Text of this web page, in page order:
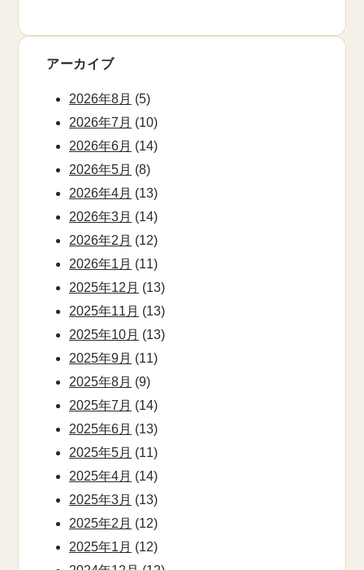
アーカイブ
2026年8月 (5)
2026年7月 (10)
2026年6月 (14)
2026年5月 (8)
2026年4月 (13)
2026年3月 (14)
2026年2月 (12)
2026年1月 (11)
2025年12月 (13)
2025年11月 (13)
2025年10月 (13)
2025年9月 (11)
2025年8月 (9)
2025年7月 (14)
2025年6月 (13)
2025年5月 (11)
2025年4月 (14)
2025年3月 (13)
2025年2月 (12)
2025年1月 (12)